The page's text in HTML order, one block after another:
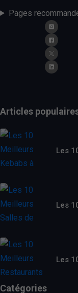
Pages
Articles
Les
Les
Les
Catégories